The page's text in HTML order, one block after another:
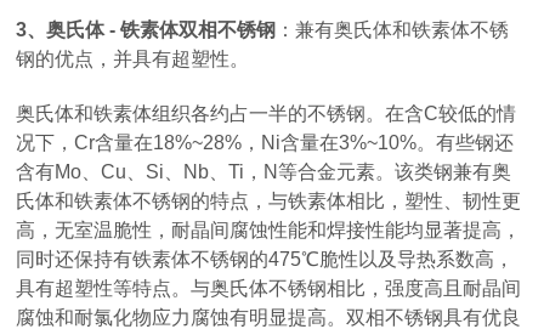
3、奥氏体 - 铁素体双相不锈钢 ：兼有奥氏体和铁素体不锈
钢的优点，并具有超塑性。
奥氏体和铁素体组织各约占一半的不锈钢。在含C较低的情
况下，Cr含量在18%~28%，Ni含量在3%~10%。有些钢还
含有Mo、Cu、Si、Nb、Ti，N等合金元素。该类钢兼有奥
氏体和铁素体不锈钢的特点，与铁素体相比，塑性、韧性更
高，无室温脆性，耐晶间腐蚀性能和焊接性能均显著提高，
同时还保持有铁素体不锈钢的475℃脆性以及导热系数高，
具有超塑性等特点。与奥氏体不锈钢相比，强度高且耐晶间
腐蚀和耐氯化物应力腐蚀有明显提高。双相不锈钢具有优良